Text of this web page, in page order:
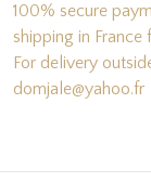
100% secure
shipping in
For delivery
domjale@yahoo.fr